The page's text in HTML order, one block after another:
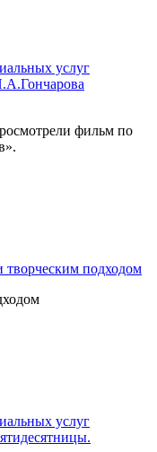
услуг
фильм по
творческим подходом
услуг